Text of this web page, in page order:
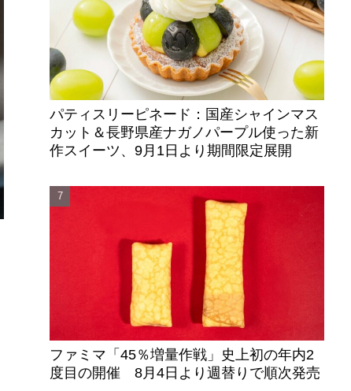
パティスリーピネード：国産シャインマス
カット＆長野県産ナガノパープル使った新
作スイーツ、9月1日より期間限定展開
ファミマ「45％増量作戦」史上初の年内2
度目の開催 8月4日より週替りで順次発売